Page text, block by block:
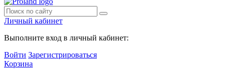
Личный кабинет
Выполните вход в личный кабинет:
Войти Зарегистрироваться
Корзина